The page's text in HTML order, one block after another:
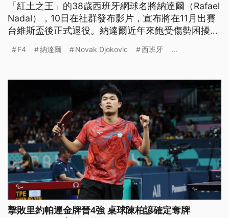
「紅土之王」的38歲西班牙網球名將納達爾（Rafael
Nadal），10日在社群發布影片，宣布將在11月出賽
台維斯盃後正式退役。納達爾近年來飽受傷勢困擾，
3巨頭的費德勒、喬科維奇都紛紛獻上祝福。
F4 納達爾 Novak Djokovic 西班牙 ...
擊敗里約帕運金牌晉4強 桌球陳柏諺確定奪牌